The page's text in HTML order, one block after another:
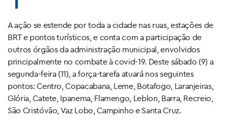
A ação se estende por toda a cidade nas ruas, estações de
BRT e pontos turísticos, e conta com a participação de
outros órgãos da administração municipal, envolvidos
principalmente no combate à covid-19. Deste sábado (9) a
segunda-feira (11), a força-tarefa atuará nos seguintes
pontos: Centro, Copacabana, Leme, Botafogo, Laranjeiras,
Glória, Catete, Ipanema, Flamengo, Leblon, Barra, Recreio,
São Cristóvão, Vaz Lobo, Campinho e Santa Cruz.